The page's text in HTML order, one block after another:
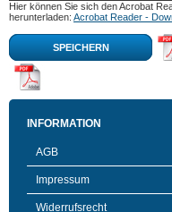
Hier können Sie sich den Acrobat
herunterladen: Acrobat Reader -
SPEICHERN
INFORMATION
AGB
Impressum
Widerrufsrecht